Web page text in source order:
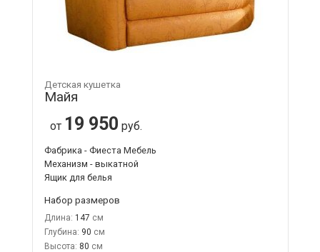
Детская кушетка
Майя
от 19 950 руб.
Фабрика - Фиеста Мебель
Механизм - выкатной
Ящик для белья
Набор размеров
Длина: 147
Глубина: 90
Высота: 80